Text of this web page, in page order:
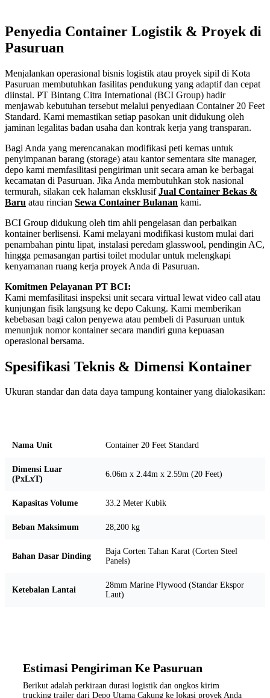
Penyedia Container Logistik & Proyek di
Pasuruan
Menjalankan operasional bisnis logistik atau proyek sipil di Kota
Pasuruan membutuhkan fasilitas pendukung yang adaptif dan cepat
diinstal. PT Bintang Citra International (BCI Group) hadir
menjawab kebutuhan tersebut melalui penyediaan Container 20 Feet
Standard. Kami memastikan setiap pasokan unit didukung oleh
jaminan legalitas badan usaha dan kontrak kerja yang transparan.
Bagi Anda yang merencanakan modifikasi peti kemas untuk
penyimpanan barang (storage) atau kantor sementara site manager,
depo kami memfasilitasi pengiriman unit secara aman ke berbagai
kecamatan di Pasuruan. Jika Anda membutuhkan stok nasional
termurah, silakan cek halaman eksklusifJual Container Bekas &
Baru atau rincian Sewa Container Bulanan kami.
BCI Group didukung oleh tim ahli pengelasan dan perbaikan
kontainer berlisensi. Kami melayani modifikasi kustom mulai dari
penambahan pintu lipat, instalasi peredam glasswool, pendingin AC,
hingga pemasangan partisi toilet modular untuk melengkapi
kenyamanan ruang kerja proyek Anda di Pasuruan.
Komitmen Pelayanan PT BCI:
Kami memfasilitasi inspeksi unit secara virtual lewat video call atau
kunjungan fisik langsung ke depo Cakung. Kami memberikan
kebebasan bagi calon penyewa atau pembeli di Pasuruan untuk
menunjuk nomor kontainer secara mandiri guna kepuasan
operasional bersama.
Spesifikasi Teknis & Dimensi Kontainer
Ukuran standar dan data daya tampung kontainer yang dialokasikan:
Nama Unit Container 20 Feet Standard
Dimensi Luar
(PxLxT)
6.06m x 2.44m x 2.59m (20 Feet)
Kapasitas Volume 33.2 Meter Kubik
Beban Maksimum 28,200 kg
Bahan Dasar Dinding
Baja Corten Tahan Karat (Corten Steel
Panels)
Ketebalan Lantai
28mm Marine Plywood (Standar Ekspor
Laut)
Estimasi Pengiriman Ke Pasuruan
Berikut adalah perkiraan durasi logistik dan ongkos kirim
trucking trailer dari Depo Utama Cakung ke lokasi proyek Anda